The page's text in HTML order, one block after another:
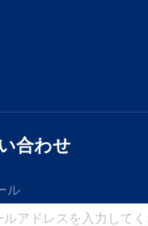
合わせ
ル